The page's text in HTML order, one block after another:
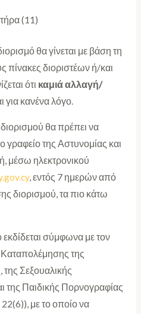
(11)
θα γίνεται με βάση τη
πίνακες διοριστέων ή/και
ότι καμιά αλλαγή/
για κανένα λόγο.
θα πρέπει να
γραφείο της Αστυνομίας και
μέσω ηλεκτρονικού
, εντός 7 ημερών από
διορισμού, τα πιο κάτω
σύμφωνα με τον
της
Σεξουαλικής
της Παιδικής Πορνογραφίας
με το οποίο να